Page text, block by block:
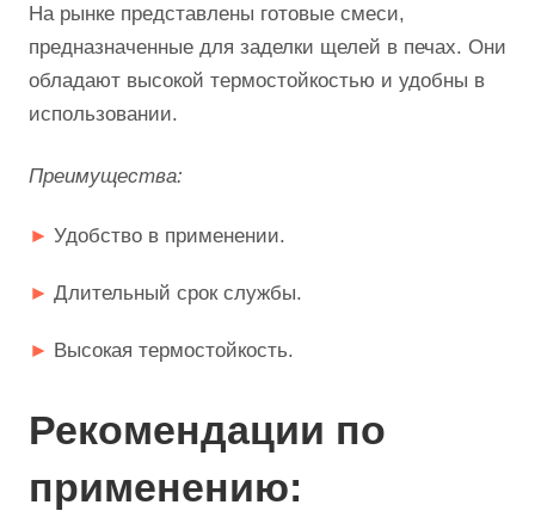
На рынке представлены готовые смеси,
предназначенные для заделки щелей в печах. Они
обладают высокой термостойкостью и удобны в
использовании.
Преимущества:
Удобство в применении.
Длительный срок службы.
Высокая термостойкость.
Рекомендации по
применению: